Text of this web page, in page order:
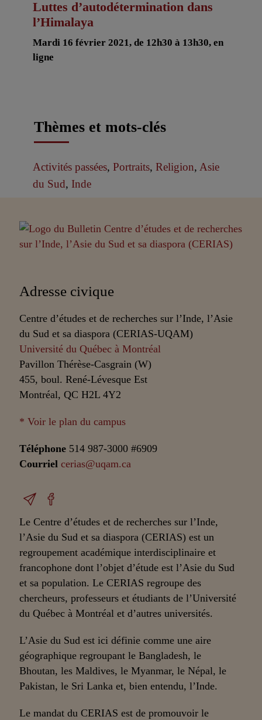
Luttes d’autodétermination dans
l’Himalaya
Mardi 16 février 2021, de 12h30 à 13h30, en
ligne
Thèmes et mots-clés
Activités passées, Portraits, Religion, Asie
du Sud, Inde
Partenaires
Adresse civique
Centre d’études et de recherches sur l’Inde, l’Asie
du Sud et sa diaspora (CERIAS-UQAM)
Université du Québec à Montréal
Pavillon Thérèse-Casgrain (W)
455, boul. René-Lévesque Est
Montréal, QC H2L 4Y2
* Voir le plan du campus
Téléphone 514 987-3000 #6909
Courriel cerias@uqam.ca
Le Centre d’études et de recherches sur l’Inde,
l’Asie du Sud et sa diaspora (CERIAS) est un
regroupement académique interdisciplinaire et
francophone dont l’objet d’étude est l’Asie du Sud
et sa population. Le CERIAS regroupe des
chercheurs, professeurs et étudiants de l’Université
du Québec à Montréal et d’autres universités.
L’Asie du Sud est ici définie comme une aire
géographique regroupant le Bangladesh, le
Bhoutan, les Maldives, le Myanmar, le Népal, le
Pakistan, le Sri Lanka et, bien entendu, l’Inde.
Le mandat du CERIAS est de promouvoir le